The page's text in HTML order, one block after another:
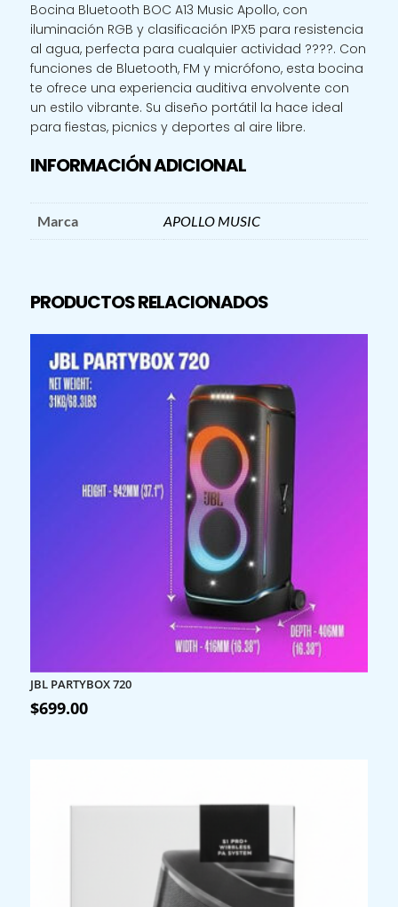
MIC
IPX5
cantidad
Bocina Bluetooth BOC A13 Music Apollo, con
iluminación RGB y clasificación IPX5 para resistencia
al agua, perfecta para cualquier actividad ????. Con
funciones de Bluetooth, FM y micrófono, esta bocina
te ofrece una experiencia auditiva envolvente con
un estilo vibrante. Su diseño portátil la hace ideal
para fiestas, picnics y deportes al aire libre.
INFORMACIÓN ADICIONAL
Marca APOLLO MUSIC
PRODUCTOS RELACIONADOS
JBL PARTYBOX 720
$699.00